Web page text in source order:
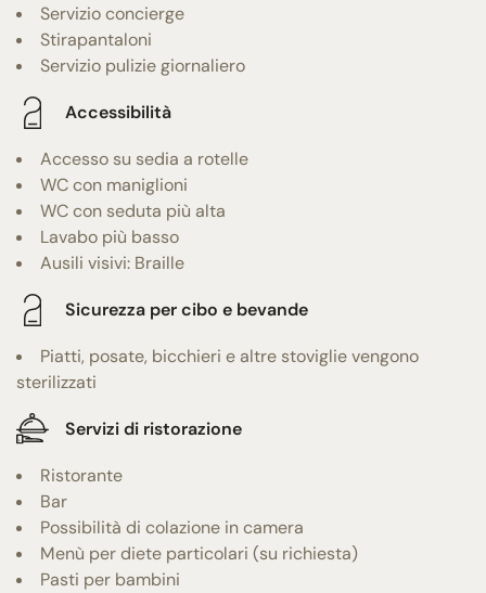
Servizio concierge
Stirapantaloni
Servizio pulizie giornaliero
Accessibilità
Accesso su sedia a rotelle
WC con maniglioni
WC con seduta più alta
Lavabo più basso
Ausili visivi: Braille
Sicurezza per cibo e bevande
Piatti, posate, bicchieri e altre stoviglie vengono
sterilizzati
Servizi di ristorazione
Ristorante
Bar
Possibilità di colazione in camera
Menù per diete particolari (su richiesta)
Pasti per bambini